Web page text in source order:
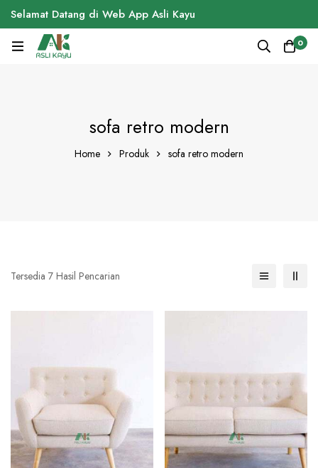
Selamat Datang di Web App Asli Kayu
0
sofa retro modern
Home Produk sofa retro modern
Tersedia 7 Hasil Pencarian